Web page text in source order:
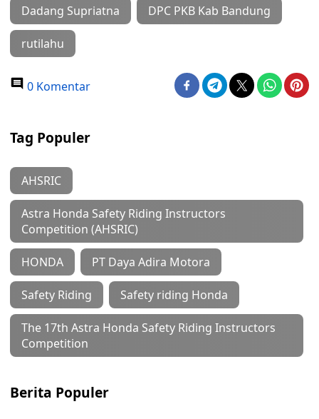
Dadang Supriatna DPC PKB Kab Bandung
rutilahu
0 Komentar
Tag Populer
AHSRIC
Astra Honda Safety Riding Instructors
Competition (AHSRIC)
HONDA PT Daya Adira Motora
Safety Riding Safety riding Honda
The 17th Astra Honda Safety Riding Instructors
Competition
Berita Populer